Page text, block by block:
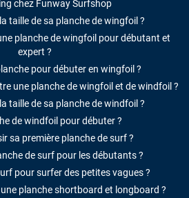
chez Funway Surfshop
taille de sa planche de wingfoil ?
planche de wingfoil pour débutant et
expert ?
pour débuter en wingfoil ?
une planche de wingfoil et de windfoil ?
taille de sa planche de windfoil ?
de windfoil pour débuter ?
sa première planche de surf ?
de surf pour les débutants ?
pour surfer des petites vagues ?
planche shortboard et longboard ?